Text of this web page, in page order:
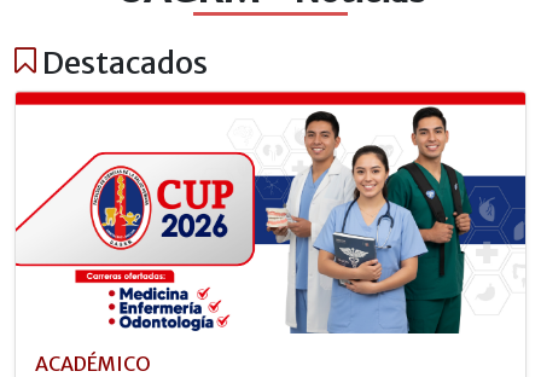
Destacados
ACADÉMICO